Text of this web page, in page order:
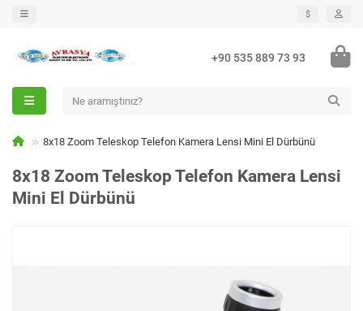
$
+90 535 889 73 93
8x18 Zoom Teleskop Telefon Kamera Lensi Mini El Dürbünü
8x18 Zoom Teleskop Telefon Kamera Lensi
Mini El Dürbünü